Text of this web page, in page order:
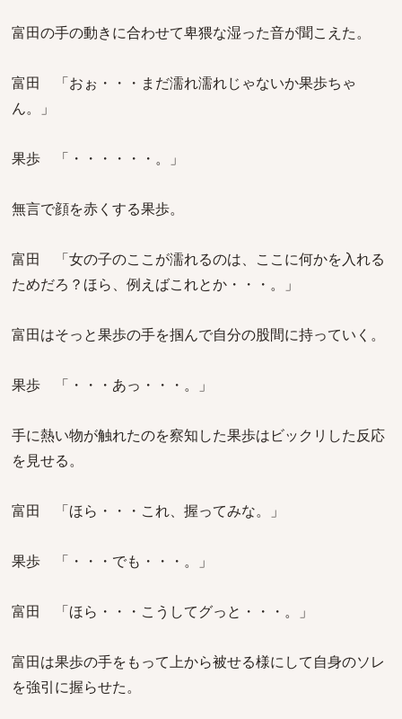
富田の手の動きに合わせて卑猥な湿った音が聞こえた。
富田 「おぉ・・・まだ濡れ濡れじゃないか果歩ちゃ
ん。」
果歩 「・・・・・・。」
無言で顔を赤くする果歩。
富田 「女の子のここが濡れるのは、ここに何かを入れる
ためだろ？ほら、例えばこれとか・・・。」
富田はそっと果歩の手を掴んで自分の股間に持っていく。
果歩 「・・・あっ・・・。」
手に熱い物が触れたのを察知した果歩はビックリした反応
を見せる。
富田 「ほら・・・これ、握ってみな。」
果歩 「・・・でも・・・。」
富田 「ほら・・・こうしてグっと・・・。」
富田は果歩の手をもって上から被せる様にして自身のソレ
を強引に握らせた。